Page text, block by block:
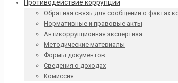
Противодействие коррупции
Обратная связь для сообщений о фактах
Нормативные и правовые акты
Антикоррупционная экспертиза
Методические материалы
Формы документов
Сведения о доходах
Комиссия